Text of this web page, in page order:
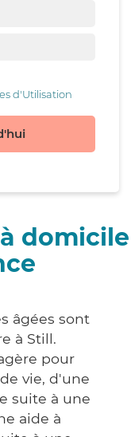
d'Utilisation
domicile
âgées sont
à Still.
pour
vie, d'une
suite à une
aide à